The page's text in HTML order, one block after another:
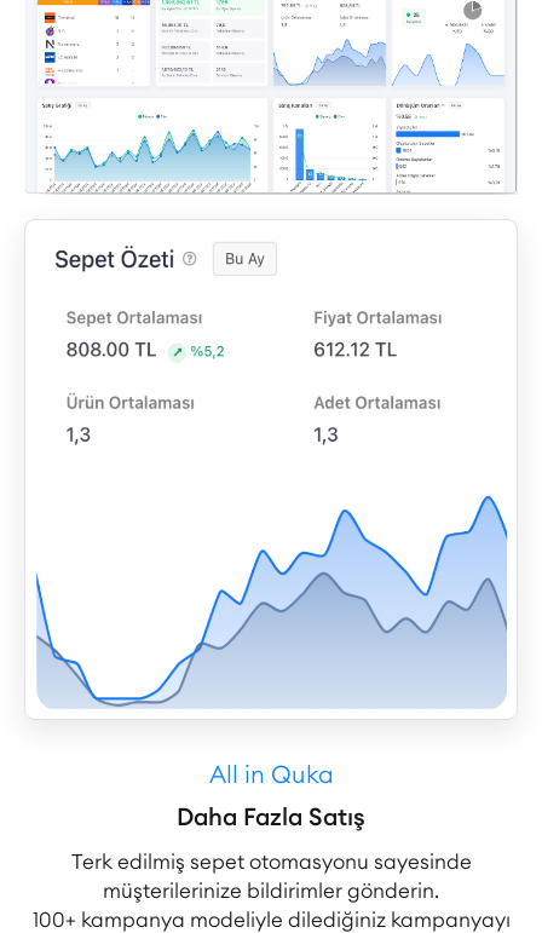
All in Quka
Daha Fazla Satış
Terk edilmiş sepet otomasyonu sayesinde
müşterilerinize bildirimler gönderin.
100+ kampanya modeliyle dilediğiniz kampanyayı